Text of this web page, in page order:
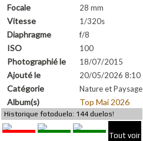
Focale 28 mm
Vitesse 1/320s
Diaphragme f/8
ISO 100
Photographié le 18/07/2015
Ajouté le 20/05/2026 8:10
Catégorie Nature et Paysage
Album(s) Top Mai 2026
Historique fotoduelo: 144 duelos!
Tout voir